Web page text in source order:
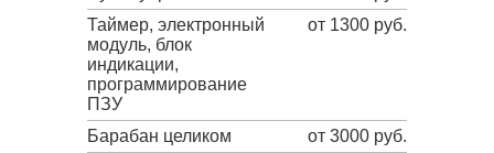
Таймер, электронный
модуль, блок
индикации,
программирование
ПЗУ
от 1300 руб.
Барабан целиком от 3000 руб.